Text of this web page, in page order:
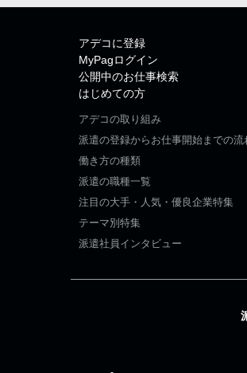
アデコに登録
MyPagログイン
公開中のお仕事検索
はじめての方
アデコの取り組み
派遣の登録からお仕事開始までの流
働き方の種類
派遣の職種一覧
注目の大手・人気・優良企業特集
テーマ別特集
派遣社員インタビュー